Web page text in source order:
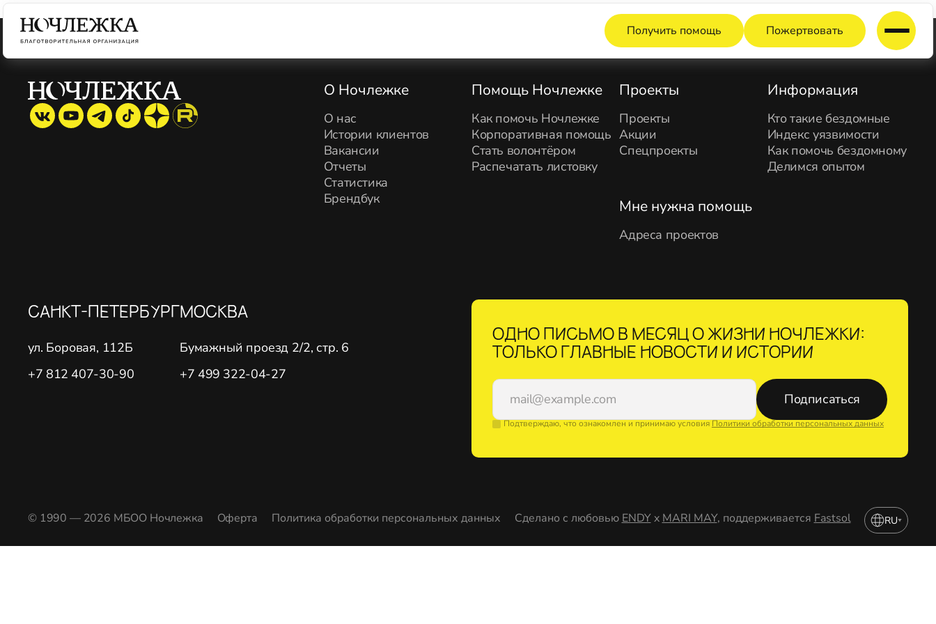
Получить помощь Пожертвовать
О Ночлежке
О нас
Истории клиентов
Вакансии
Отчеты
Статистика
Брендбук
Помощь Ночлежке
Как помочь Ночлежке
Корпоративная помощь
Стать волонтёром
Распечатать листовку
Проекты
Проекты
Акции
Спецпроекты
Информация
Кто такие бездомные
Индекс уязвимости
Как помочь бездомному
Делимся опытом
Мне нужна помощь
Адреса проектов
САНКТ-ПЕТЕРБУРГ
ул. Боровая, 112Б
+7 812 407-30-90
МОСКВА
Бумажный проезд 2/2, стр. 6
+7 499 322-04-27
ОДНО ПИСЬМО В МЕСЯЦ О ЖИЗНИ НОЧЛЕЖКИ:
ТОЛЬКО ГЛАВНЫЕ НОВОСТИ И ИСТОРИИ
Подписаться
Подтверждаю, что ознакомлен и принимаю условияПолитики обработки персональных данных
© 1990 — 2026 МБОО Ночлежка Оферта Политика обработки персональных данных Сделано с любовью ENDY x MARI MAY, поддерживается Fastsol RU